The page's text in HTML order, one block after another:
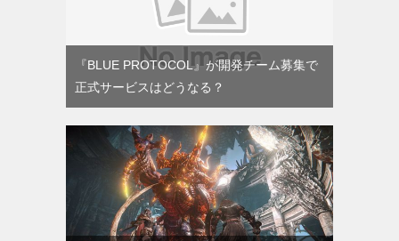
『BLUE PROTOCOL』が開発チーム募集で
正式サービスはどうなる？